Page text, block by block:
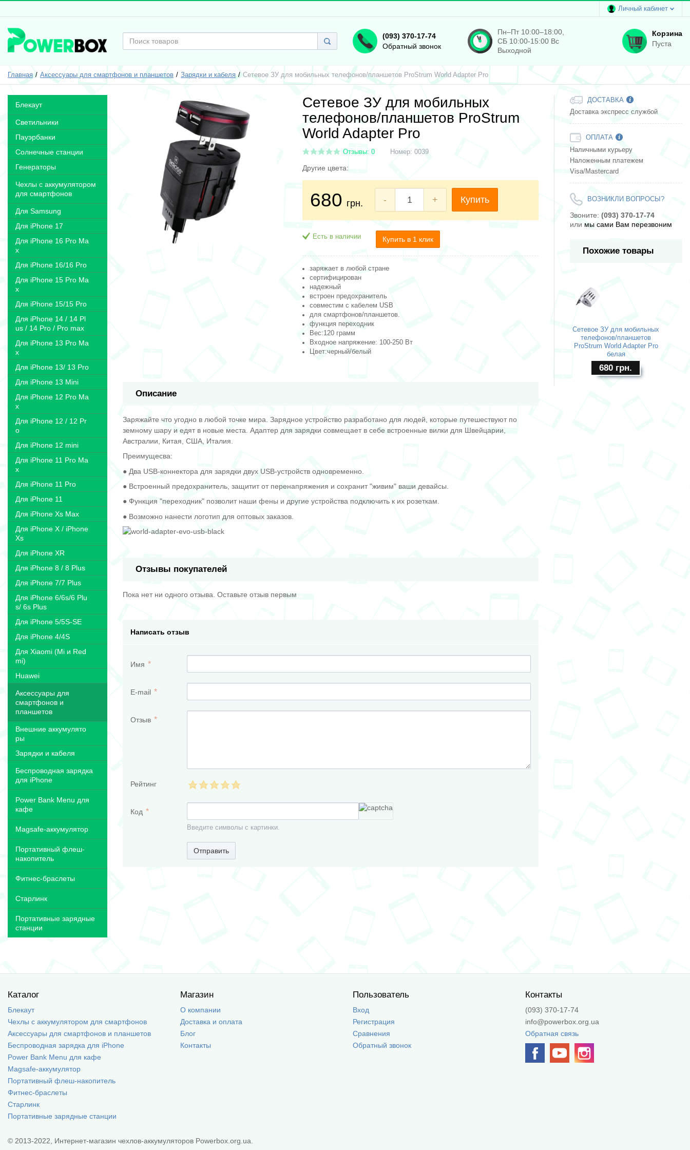
Личный кабинет
(093) 370-17-74
Обратный звонок
Пн–Пт 10:00–18:00,
СБ 10:00-15:00 Вс
Выходной
Корзина
Пуста
Главная Аксессуары для смартфонов и планшетов Зарядки и кабеля Сетевое ЗУ для мобильных телефонов/планшетов ProStrum World Adapter Pro
Блекаут
Светильники
Пауэрбанки
Солнечные станции
Генераторы
Чехлы с аккумулятором
для смартфонов
Для Samsung
Для iPhone 17
Для iPhone 16 Pro Ma
x
Для iPhone 16/16 Pro
Для iPhone 15 Pro Ma
x
Для iPhone 15/15 Pro
Для iPhone 14 / 14 Pl
us / 14 Pro / Pro max
Для iPhone 13 Pro Ma
x
Для iPhone 13/ 13 Pro
Для iPhone 13 Mini
Для iPhone 12 Pro Ma
x
Для iPhone 12 / 12 Pr
o
Для iPhone 12 mini
Для iPhone 11 Pro Ma
x
Для iPhone 11 Pro
Для iPhone 11
Для iPhone Xs Max
Для iPhone X / iPhone
Xs
Для iPhone XR
Для iPhone 8 / 8 Plus
Для iPhone 7/7 Plus
Для iPhone 6/6s/6 Plu
s/ 6s Plus
Для iPhone 5/5S-SE
Для iPhone 4/4S
Для Xiaomi (Mi и Red
mi)
Huawei
Аксессуары для
смартфонов и
планшетов
Внешние аккумулято
ры
Зарядки и кабеля
Беспроводная зарядка
для iPhone
Power Bank Menu для
кафе
Magsafe-аккумулятор
Портативный флеш-
накопитель
Фитнес-браслеты
Старлинк
Портативные зарядные
станции
Сетевое ЗУ для мобильных
телефонов/планшетов ProStrum
World Adapter Pro
Отзывы: 0 Номер: 0039
Другие цвета:
680 грн. - + Купить
Есть в наличии Купить в 1 клик
заряжает в любой стране
сертифицирован
надежный
встроен предохранитель
совместим с кабелем USB
для смартфонов/планшетов.
функция переходник
Вес:120 грамм
Входное напряжение: 100-250 Вт
Цвет:черный/белый
Описание
Заряжайте что угодно в любой точке мира. Зарядное устройство разработано для людей, которые путешествуют по
земному шару и едят в новые места. Адаптер для зарядки совмещает в себе встроенные вилки для Швейцарии,
Австралии, Китая, США, Италия.
Преимущесва:
● Два USB-коннектора для зарядки двух USB-устройств одновременно.
● Встроенный предохранитель, защитит от перенапряжения и сохранит "живим" ваши девайсы.
● Функция "переходник" позволит наши фены и другие устройства подключить к их розеткам.
● Возможно нанести логотип для оптовых заказов.
Отзывы покупателей
Пока нет ни одного отзыва. Оставьте отзыв первым
Написать отзыв
Имя
E-mail
Отзыв
Рейтинг
Код
Введите символы с картинки.
Отправить
ДОСТАВКА
Доставка экспресс службой
ОПЛАТА
Наличными курьеру
Наложенным платежем
Visa/Mastercard
ВОЗНИКЛИ ВОПРОСЫ?
Звоните: (093) 370-17-74
или мы сами Вам перезвоним
Похожие товары
Сетевое ЗУ для мобильных
телефонов/планшетов
ProStrum World Adapter Pro
белая
680грн.
Каталог
Блекаут
Чехлы с аккумулятором для смартфонов
Аксессуары для смартфонов и планшетов
Беспроводная зарядка для iPhone
Power Bank Menu для кафе
Magsafe-аккумулятор
Портативный флеш-накопитель
Фитнес-браслеты
Старлинк
Портативные зарядные станции
Магазин
О компании
Доставка и оплата
Блог
Контакты
Пользователь
Вход
Регистрация
Сравнения
Обратный звонок
Контакты
(093) 370-17-74
info@powerbox.org.ua
Обратная связь
© 2013-2022, Интернет-магазин чехлов-аккумуляторов Powerbox.org.ua.